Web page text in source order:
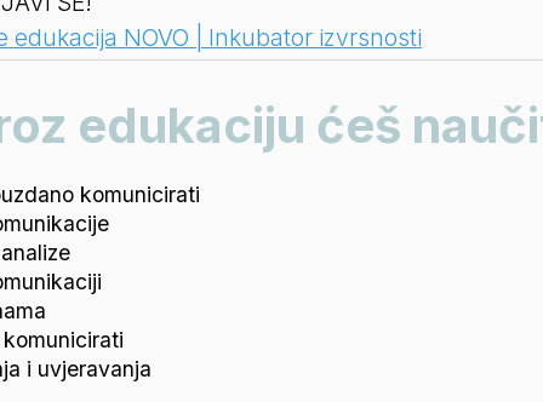
edukacija NOVO | Inkubator izvrsnosti
edukaciju ćeš
komunicirati
i uvjeravanja